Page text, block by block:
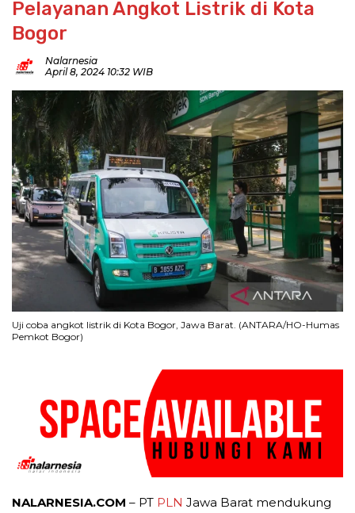
Pelayanan Angkot Listrik di Kota
Bogor
Nalarnesia
April 8, 2024 10:32 WIB
Uji coba angkot listrik di Kota Bogor, Jawa Barat. (ANTARA/HO-Humas
Pemkot Bogor)
NALARNESIA.COM – PT PLN Jawa Barat mendukung